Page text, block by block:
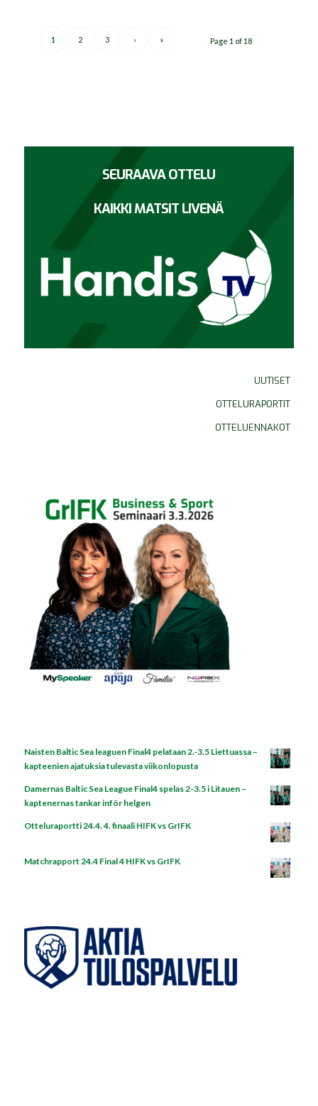
Page 1 of 18
1 2 3 › »
SEURAAVA OTTELU
KAIKKI MATSIT LIVENÄ
UUTISET
OTTELURAPORTIT
OTTELUENNAKOT
Naisten Baltic Sea leaguen Final4 pelataan 2.-3.5 Liettuassa –
kapteenien ajatuksia tulevasta viikonlopusta
Damernas Baltic Sea League Final4 spelas 2-3.5 i Litauen –
kaptenernas tankar inför helgen
Otteluraportti 24.4. 4. finaali HIFK vs GrIFK
Matchrapport 24.4 Final 4 HIFK vs GrIFK